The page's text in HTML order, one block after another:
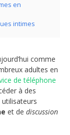
en
intimes
comme
adultes en
de téléphone
à des
et de discussion